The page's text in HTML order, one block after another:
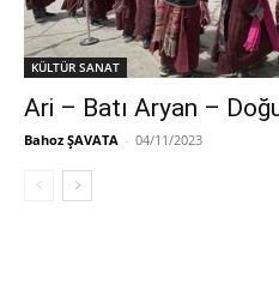
KÜLTÜR SANAT
Ari – Batı Aryan –
Bahoz ŞAVATA - 04/11/2023